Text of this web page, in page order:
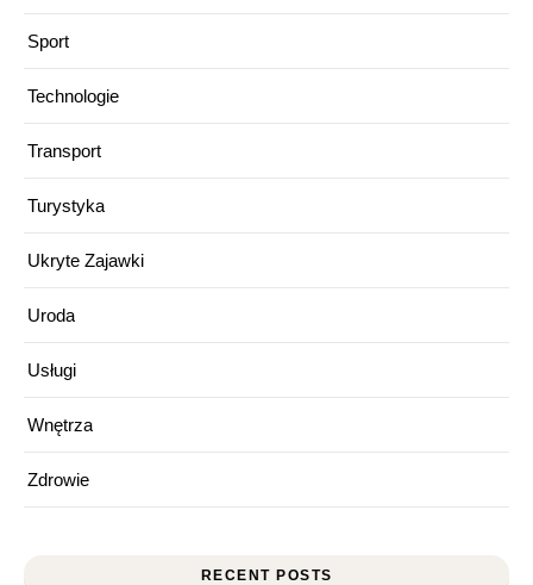
Sport
Technologie
Transport
Turystyka
Ukryte Zajawki
Uroda
Usługi
Wnętrza
Zdrowie
RECENT POSTS